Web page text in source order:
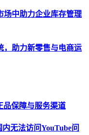
场中助力企业库存管理
，助力新零售与电商运
品保障与服务渠道
无法访问YouTube问